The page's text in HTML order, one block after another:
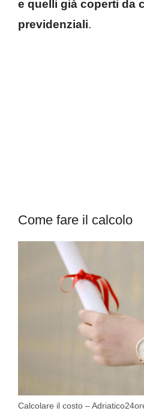
e quelli già coperti da
previdenziali.
Come fare il calcolo
Calcolare il costo –